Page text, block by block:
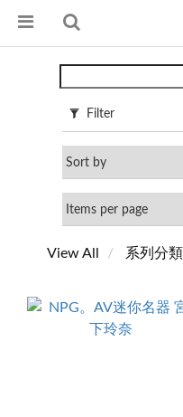
Filter
View All 系列分類